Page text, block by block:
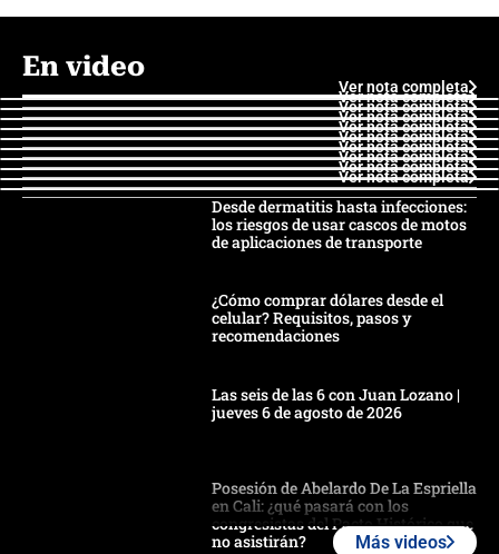
En video
Ver nota completa
Ver nota completa
Ver nota completa
Ver nota completa
Ver nota completa
Ver nota completa
Ver nota completa
Ver nota completa
Ver nota completa
Ver nota completa
Desde dermatitis hasta infecciones:
los riesgos de usar cascos de motos
de aplicaciones de transporte
¿Cómo comprar dólares desde el
celular? Requisitos, pasos y
recomendaciones
Las seis de las 6 con Juan Lozano |
jueves 6 de agosto de 2026
Posesión de Abelardo De La Espriella
en Cali: ¿qué pasará con los
congresistas del Pacto Histórico que
no asistirán?
Más videos